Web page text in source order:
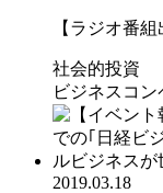
【ラジオ番
社会的投資
ビジネスコ
2019.03.18